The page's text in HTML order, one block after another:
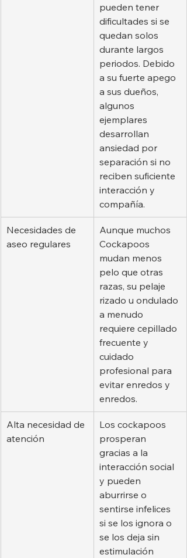
pueden tener
dificultades si se
quedan solos
durante largos
periodos. Debido
a su fuerte apego
a sus dueños,
algunos
ejemplares
desarrollan
ansiedad por
separación si no
reciben suficiente
interacción y
compañía.
Necesidades de
aseo regulares
Aunque muchos
Cockapoos
mudan menos
pelo que otras
razas, su pelaje
rizado u ondulado
a menudo
requiere cepillado
frecuente y
cuidado
profesional para
evitar enredos y
enredos.
Alta necesidad de
atención
Los cockapoos
prosperan
gracias a la
interacción social
y pueden
aburrirse o
sentirse infelices
si se los ignora o
se los deja sin
estimulación